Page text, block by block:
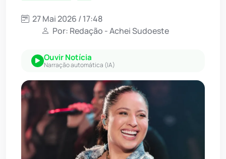
27 Mai 2026 / 17:48
Por: Redação - Achei Sudoeste
Ouvir Notícia
Narração automática (IA)